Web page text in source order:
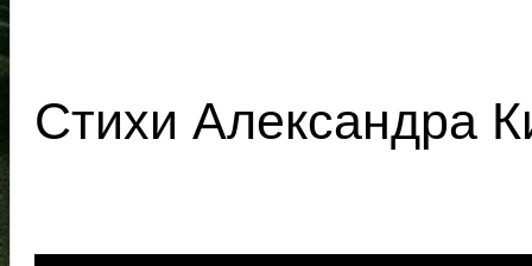
Стихи Александра